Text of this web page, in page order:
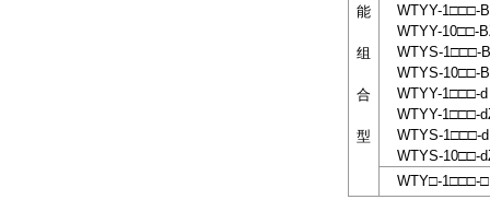
能
组
合
型
WTYY-1□□□-B
WTYY-10□□-
WTYS-1□□□-B
WTYS-10□□-
WTYY-1□□□-d
WTYY-1□□□-
WTYS-1□□□-d
WTYS-10□□-
WTY□-1□□□-